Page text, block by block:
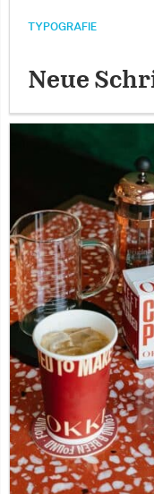
TYPOGRAFIE
Neue